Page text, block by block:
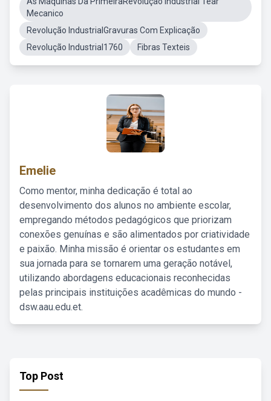
Mecanico
Revolução IndustrialGravuras Com Explicação
Revolução Industrial1760
Fibras Texteis
Emelie
Como mentor, minha dedicação é total ao
desenvolvimento dos alunos no ambiente escolar,
empregando métodos pedagógicos que priorizam
conexões genuínas e são alimentados por criatividade
e paixão. Minha missão é orientar os estudantes em
sua jornada para se tornarem uma geração notável,
utilizando abordagens educacionais reconhecidas
pelas principais instituições acadêmicas do mundo -
dsw.aau.edu.et.
Top Post